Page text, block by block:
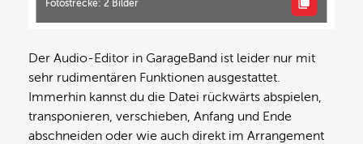
Fotostrecke: 2 Bilder
Der Audio-Editor in GarageBand ist leider nur mit
sehr rudimentären Funktionen ausgestattet.
Immerhin kannst du die Datei rückwärts abspielen,
transponieren, verschieben, Anfang und Ende
abschneiden oder wie auch direkt im Arrangement